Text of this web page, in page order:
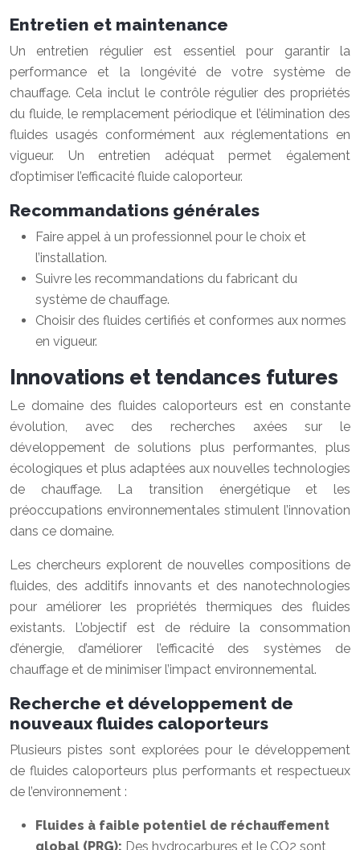
Entretien et maintenance
Un entretien régulier est essentiel pour garantir la
performance et la longévité de votre système de
chauffage. Cela inclut le contrôle régulier des propriétés
du fluide, le remplacement périodique et l’élimination des
fluides usagés conformément aux réglementations en
vigueur. Un entretien adéquat permet également
d’optimiser l’efficacité fluide caloporteur.
Recommandations générales
Faire appel à un professionnel pour le choix et
l’installation.
Suivre les recommandations du fabricant du
système de chauffage.
Choisir des fluides certifiés et conformes aux normes
en vigueur.
Innovations et tendances futures
Le domaine des fluides caloporteurs est en constante
évolution, avec des recherches axées sur le
développement de solutions plus performantes, plus
écologiques et plus adaptées aux nouvelles technologies
de chauffage. La transition énergétique et les
préoccupations environnementales stimulent l’innovation
dans ce domaine.
Les chercheurs explorent de nouvelles compositions de
fluides, des additifs innovants et des nanotechnologies
pour améliorer les propriétés thermiques des fluides
existants. L’objectif est de réduire la consommation
d’énergie, d’améliorer l’efficacité des systèmes de
chauffage et de minimiser l’impact environnemental.
Recherche et développement de
nouveaux fluides caloporteurs
Plusieurs pistes sont explorées pour le développement
de fluides caloporteurs plus performants et respectueux
de l’environnement :
Fluides à faible potentiel de réchauffement
global (PRG): Des hydrocarbures et le CO2 sont